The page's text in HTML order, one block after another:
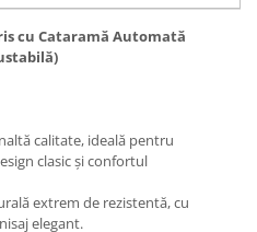
cu Cataramă Automată
calitate, ideală pentru
clasic și confortul
extrem de rezistentă, cu
elegant.